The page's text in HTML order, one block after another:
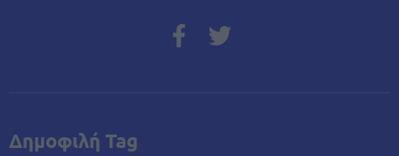
Δημοφιλή Tag